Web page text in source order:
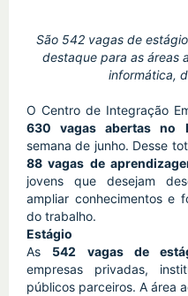
São 542 vagas de
destaque para as áreas
informática,
630 vagas abertas no
semana de junho. Desse
88 vagas de
jovens que desejam
ampliar conhecimentos e
do trabalho.
Estágio
As 542 vagas de
empresas privadas,
públicos parceiros. A área